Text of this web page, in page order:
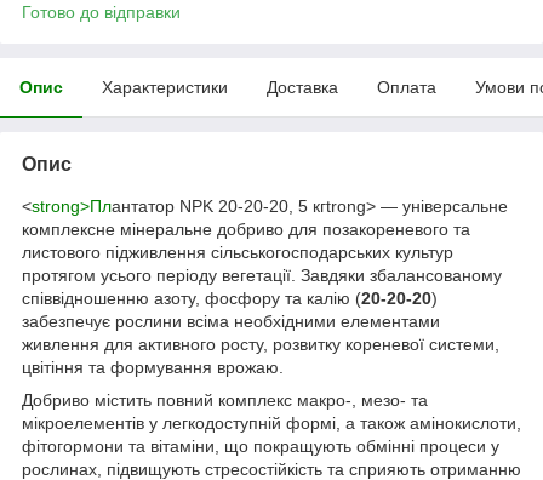
Готово до відправки
Опис Характеристики Доставка Оплата Умови
Опис
<strong>Плантатор NPK 20-20-20, 5 кгtrong> — універсальне
комплексне мінеральне добриво для позакореневого та
листового підживлення сільськогосподарських культур
протягом усього періоду вегетації. Завдяки збалансованому
співвідношенню азоту, фосфору та калію (20-20-20)
забезпечує рослини всіма необхідними елементами
живлення для активного росту, розвитку кореневої системи,
цвітіння та формування врожаю.
Добриво містить повний комплекс макро-, мезо- та
мікроелементів у легкодоступній формі, а також амінокислоти,
фітогормони та вітаміни, що покращують обмінні процеси у
рослинах, підвищують стресостійкість та сприяють отриманню